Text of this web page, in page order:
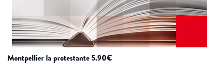
montpellier la protestante 5.90€